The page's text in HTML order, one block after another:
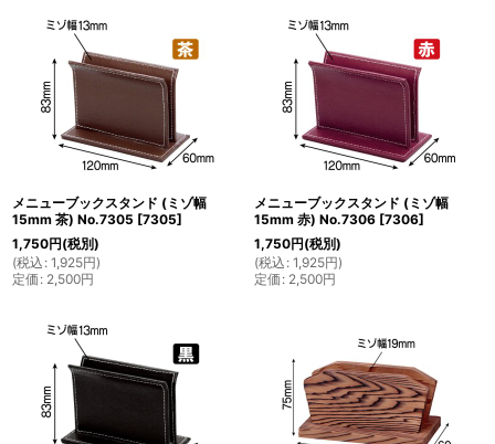
メニューブックスタンド (ミゾ幅
15mm 茶) No.7305 [7305]
1,750円(税別)
(税込 : 1,925円)
定価 : 2,500円
メニューブックスタンド (ミゾ幅
15mm 赤) No.7306 [7306]
1,750円(税別)
(税込 : 1,925円)
定価 : 2,500円